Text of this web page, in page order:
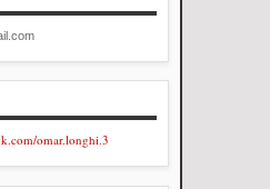
omar.longhi.3